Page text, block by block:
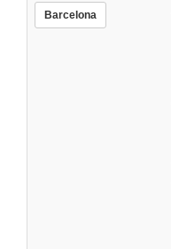
Barcelona